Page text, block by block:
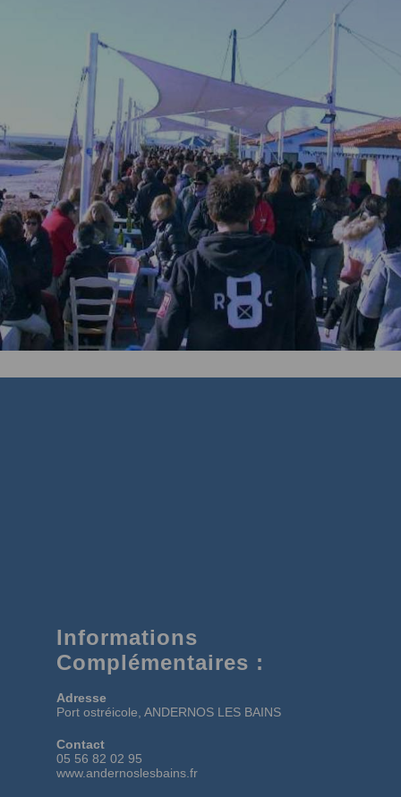
Informations
Complémentaires :
Adresse
Port ostréicole, ANDERNOS LES BAINS
Contact
05 56 82 02 95
www.andernoslesbains.fr